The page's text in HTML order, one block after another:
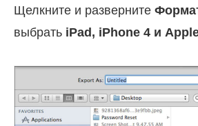
Щелкните и разверните
выбрать iPad, iPhone 4 и